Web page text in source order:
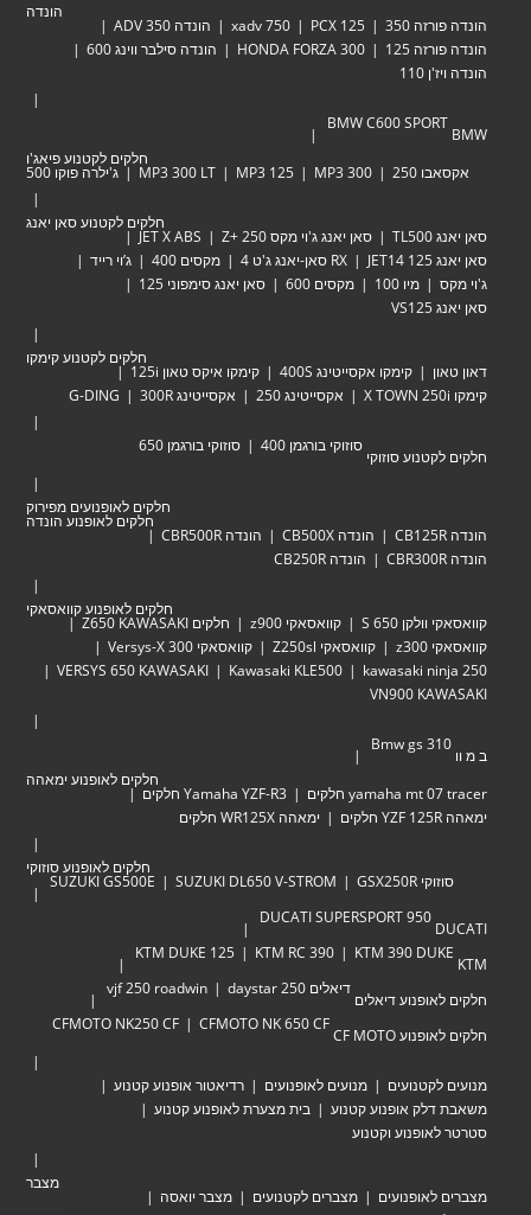
הונדה
הונדה פורזה 350 PCX 125
xadv 750
הונדה ADV 350
הונדה פורזה 125
HONDA FORZA 300
הונדה סילבר ווינג 600
הונדה ויז'ן 110
BMW
BMW C600 SPORT
חלקים לקטנוע פיאג'ו
אקסאבו 250 MP3 300
MP3 125
MP3 300 LT ג'ילרה פוקו 500
חלקים לקטנוע סאן יאנג
סאן יאנג TL500 סאן יאנג ג'וי מקס Zּ+ 250
JET X ABS
סאן יאנג JET14 125
RX סאן-יאנג ג'ט 4 מקסים 400
ג’וי רייד
ג'וי מקס
מיו 100 מקסים 600
סאן יאנג סימפוני 125
סאן יאנג VS125
חלקים לקטנוע קימקו
דאון טאון קימקו אקסייטינג 400S
קימקו איקס טאון 125i
קימקו X TOWN 250i
אקסייטינג 250 אקסייטינג 300R G-DING
חלקים לקטנוע סוזוקי
סוזוקי בורגמן 400 סוזוקי בורגמן 650
חלקים לאופנועים מפירוק
חלקים לאופנוע הונדה
הונדה CB125R הונדה CB500X
הונדה CBR500R
הונדה CBR300R
הונדה CB250R
חלקים לאופנוע קוואסאקי
קוואסאקי וולקן 650 S קוואסאקי z900
חלקים Z650 KAWASAKI
קוואסאקי z300
קוואסאקי Z250sl
קוואסאקי Versys-X 300
kawasaki ninja 250
Kawasaki KLE500
VERSYS 650 KAWASAKI
VN900 KAWASAKI
ב מ וו
Bmw gs 310
חלקים לאופנוע ימאהה
yamaha mt 07 tracer חלקים
Yamaha YZF-R3 חלקים
ימאהה YZF 125R חלקים
ימאהה WR125X חלקים
חלקים לאופנוע סוזוקי
סוזוקי GSX250R SUZUKI DL650 V-STROM
SUZUKI GS500E
DUCATI
DUCATI SUPERSPORT 950
KTM
KTM 390 DUKE
KTM RC 390
KTM DUKE 125
חלקים לאופנוע דיאלים
דיאלים 250 daystar vjf 250 roadwin
חלקים לאופנוע CF MOTO
CFMOTO NK 650 CF
CFMOTO NK250 CF
מנועים לקטנועים מנועים לאופנועים
רדיאטור אופנוע קטנוע
משאבת דלק אופנוע קטנוע
בית מצערת לאופנוע קטנוע
סטרטר לאופנוע וקטנוע
מצבר
מצברים לאופנועים מצברים לקטנועים
מצבר יואסה